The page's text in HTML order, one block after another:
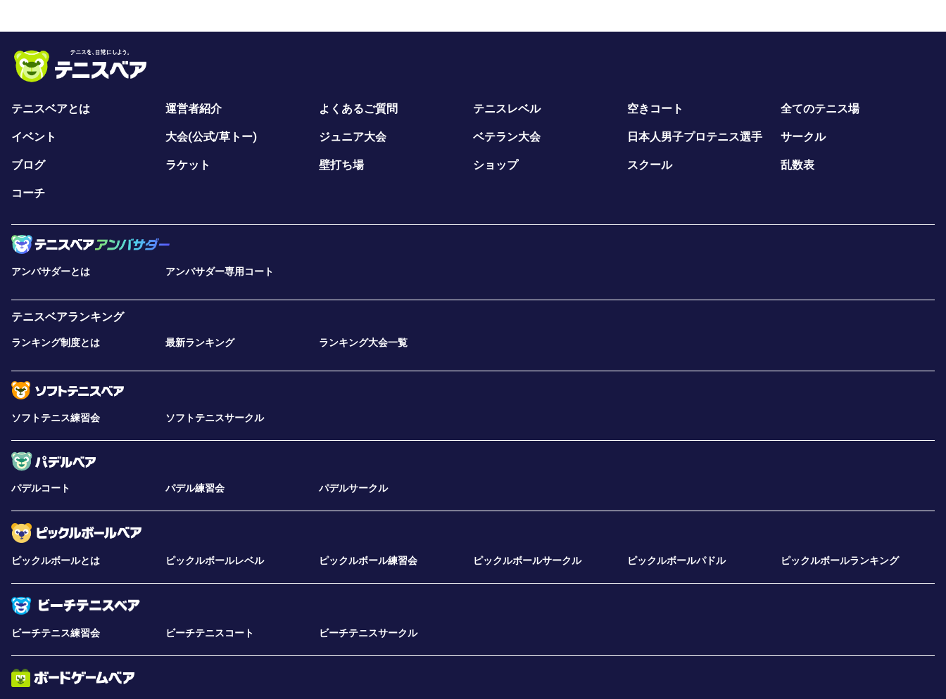
テニスベアとは 運営者紹介 よくあるご質問 テニスレベル 空きコート 全てのテニス場
イベント 大会(公式/草トー) ジュニア大会 ベテラン大会 日本人男子プロテニス選手 サークル
ブログ ラケット 壁打ち場 ショップ スクール 乱数表
コーチ
アンバサダーとは アンバサダー専用コート
テニスベアランキング
ランキング制度とは 最新ランキング ランキング大会一覧
ソフトテニス練習会 ソフトテニスサークル
パデルコート パデル練習会 パデルサークル
ピックルボールとは ピックルボールレベル ピックルボール練習会 ピックルボールサークル ピックルボールパドル ピックルボールランキング
ビーチテニス練習会 ビーチテニスコート ビーチテニスサークル